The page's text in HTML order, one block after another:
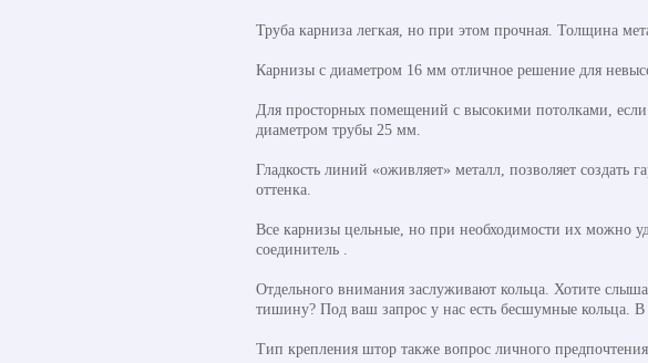
Труба карниза легкая, но при этом прочная. Толщина
Карнизы с диаметром 16 мм отличное решение для
Для просторных помещений с высокими потолками, если
диаметром трубы 25 мм.
Гладкость линий «оживляет» металл, позволяет
оттенка.
Все карнизы цельные, но при необходимости их можно
соединитель .
Отдельного внимания заслуживают кольца. Хотите
тишину? Под ваш запрос у нас есть бесшумные кольца.
Тип крепления штор также вопрос личного